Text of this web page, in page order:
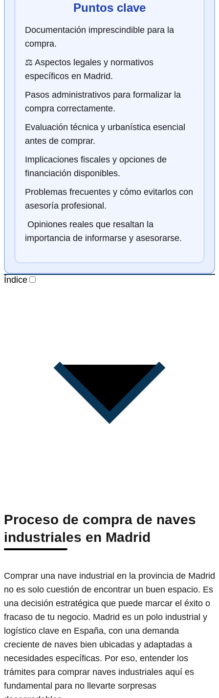
Puntos clave
Documentación imprescindible para la
compra.
⚖️ Aspectos legales y normativos
específicos en Madrid.
Pasos administrativos para formalizar la
compra correctamente.
Evaluación técnica y urbanística esencial
antes de comprar.
Implicaciones fiscales y opciones de
financiación disponibles.
Problemas frecuentes y cómo evitarlos con
asesoría profesional.
️ Opiniones reales que resaltan la
importancia de informarse y asesorarse.
Índice
Proceso de compra de naves
industriales en Madrid
Comprar una nave industrial en la provincia de Madrid
no es solo cuestión de encontrar un buen espacio. Es
una decisión estratégica que puede marcar el éxito o
fracaso de tu negocio. Madrid es un polo industrial y
logístico clave en España, con una demanda
creciente de naves bien ubicadas y adaptadas a
necesidades específicas. Por eso, entender los
trámites para comprar naves industriales aquí es
fundamental para no llevarte sorpresas